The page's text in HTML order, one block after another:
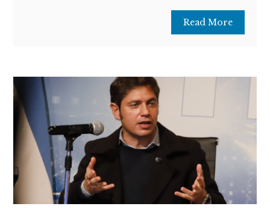
Read More